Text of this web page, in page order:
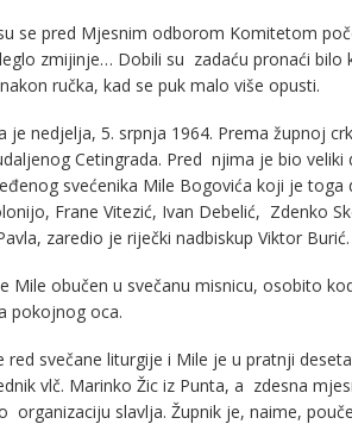
se pred Mjesnim odborom Komitetom
zmijinje… Dobili su zadaću pronaći bilo
ručka, kad se puk malo više opusti.
je nedjelja, 5. srpnja 1964. Prema župnoj
Cetingrada. Pred njima je bio
svećenika Mile Bogovića koji je
Frane Vitezić, Ivan Debelić, Zdenko
zaredio je riječki nadbiskup Viktor Burić.
Mile obučen u svečanu misnicu, osobito
pokojnog oca.
red svečane liturgije i Mile je u pratnji
vlč. Marinko Žic iz Punta, a zdesna
organizaciju slavlja. Župnik je, naime,